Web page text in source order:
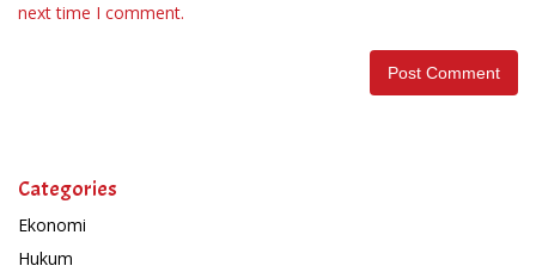
next time I comment.
Categories
Ekonomi
Hukum